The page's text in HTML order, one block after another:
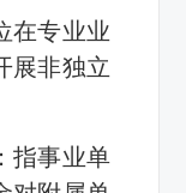
在专业业
展非独立
指事业单